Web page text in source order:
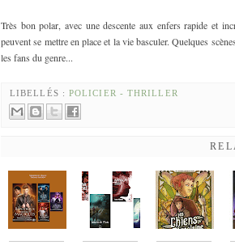
Très bon polar, avec une descente aux enfers rapide et
peuvent se mettre en place et la vie basculer. Quelques
les fans du genre...
LIBELLÉS :POLICIER - THRILLER